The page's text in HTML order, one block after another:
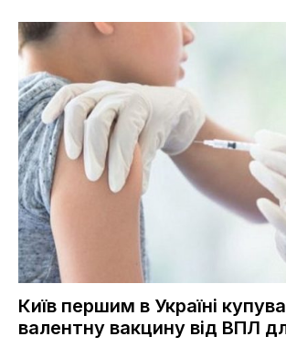
Київ першим в Україні
валентну вакцину від ВПЛ